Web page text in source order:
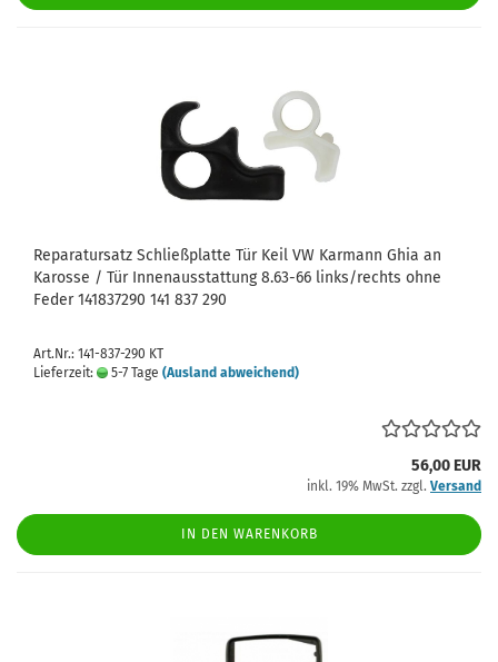
Reparatursatz Schließplatte Tür Keil VW Karmann Ghia an
Karosse / Tür Innenausstattung 8.63-66 links/rechts ohne
Feder 141837290 141 837 290
Art.Nr.: 141-837-290 KT
Lieferzeit:
5-7 Tage (Ausland abweichend)
56,00 EUR
inkl. 19% MwSt. zzgl. Versand
IN DEN WARENKORB